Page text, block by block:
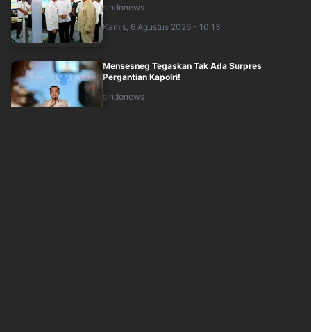
sindonews
Kamis, 6 Agustus 2026 - 10:13
Mensesneg Tegaskan Tak Ada Surpres
Pergantian Kapolri!
sindonews